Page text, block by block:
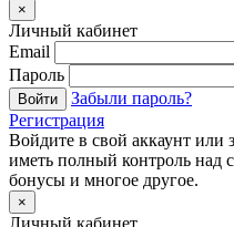
×
Личный кабинет
Email
Пароль
Войти
Забыли пароль?
Регистрация
Войдите в свой аккаунт или
иметь полный контроль над
бонусы и многое другое.
×
Личный кабинет